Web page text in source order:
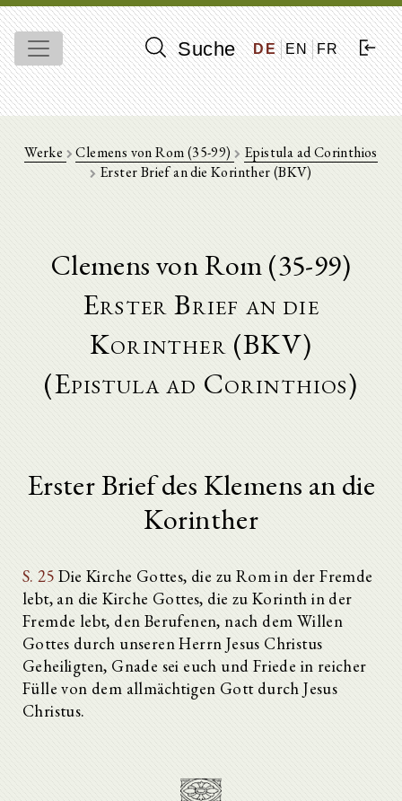
Suche DE EN FR
Werke Clemens von Rom (35-99) Epistula ad Corinthios
Erster Brief an die Korinther (BKV)
Clemens von Rom (35-99)
Erster Brief an die
Korinther (BKV)
(Epistula ad Corinthios)
Erster Brief des Klemens an die
Korinther
S. 25 Die Kirche Gottes, die zu Rom in der Fremde
lebt, an die Kirche Gottes, die zu Korinth in der
Fremde lebt, den Berufenen, nach dem Willen
Gottes durch unseren Herrn Jesus Christus
Geheiligten, Gnade sei euch und Friede in reicher
Fülle von dem allmächtigen Gott durch Jesus
Christus.